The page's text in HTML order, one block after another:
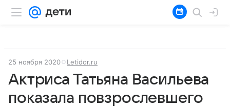
25 ноября 2020 Letidor.ru
Актриса Татьяна Васильева
показала повзрослевшего